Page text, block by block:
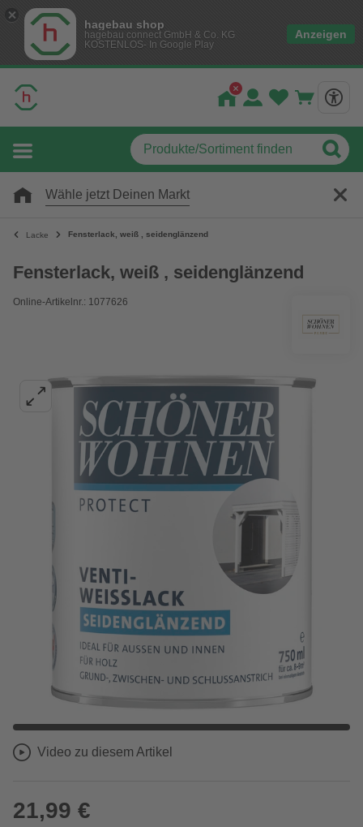
hagebau shop
hagebau connect GmbH & Co. KG
KOSTENLOS- In Google Play
Anzeigen
Wähle jetzt Deinen Markt
Lacke Fensterlack, weiß , seidenglänzend
Fensterlack, weiß , seidenglänzend
Online-Artikelnr.: 1077626
Video zu diesem Artikel
21,99 €